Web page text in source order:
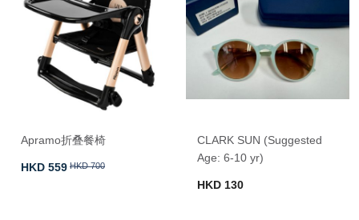
Apramo折叠餐椅
HKD 559 HKD 700
CLARK SUN (Suggested
Age: 6-10 yr)
HKD 130